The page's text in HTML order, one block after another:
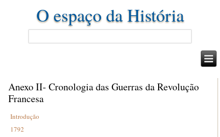
O espaço da História
Anexo II- Cronologia das Guerras da Revolução
Francesa
Introdução
1792